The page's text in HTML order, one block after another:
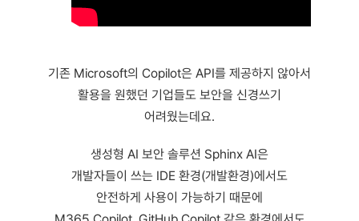
기존 Microsoft의 Copilot은 API를 제공하지 않아서
활용을 원했던 기업들도 보안을 신경쓰기
어려웠는데요.
​생성형 AI 보안 솔루션 Sphinx AI은
개발자들이 쓰는 IDE 환경(개발환경)에서도
안전하게 사용이 가능하기 때문에